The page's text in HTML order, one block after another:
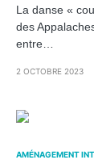
La danse «
des
entre…
2 OCTOBRE 2023
AMÉNAGEMENT